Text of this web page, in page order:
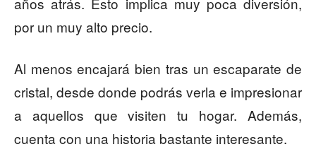
por un muy alto precio.
Al menos encajará bien tras un escaparate de
cristal, desde donde podrás verla e impresionar
a aquellos que visiten tu hogar. Además,
cuenta con una historia bastante interesante.